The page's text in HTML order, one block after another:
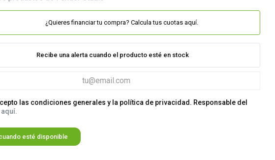
¿Quieres financiar tu compra? Calcula tus cuotas aquí.
Recibe una alerta cuando el producto esté en stock
las condiciones generales y la política de privacidad. Responsable del
aquí.
esté disponible